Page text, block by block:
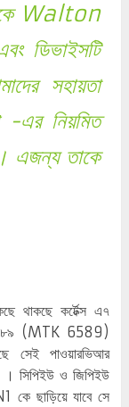
Walton
ডিভাইসটি
সহায়তা
এর নিয়মিত
এজন্য তাকে
থাকছে কর্টেক্স এ৭
৬৫৮৯ (MTK 6589)
সেই পাওয়ারভিআর
সিপিইউ ও জিপিইউ
কে ছাড়িয়ে যাবে সে